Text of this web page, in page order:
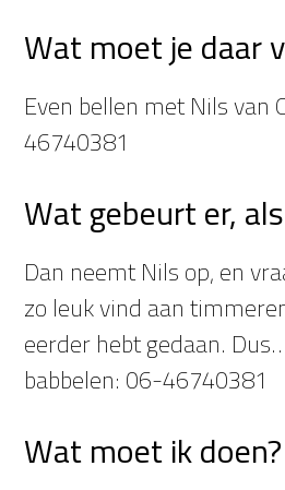
Wat moet je daar
Even bellen met Nils van
46740381
Wat gebeurt er,
Dan neemt Nils op, en
zo leuk vind aan
eerder hebt gedaan.
babbelen: 06-46740381
Wat moet ik doen?